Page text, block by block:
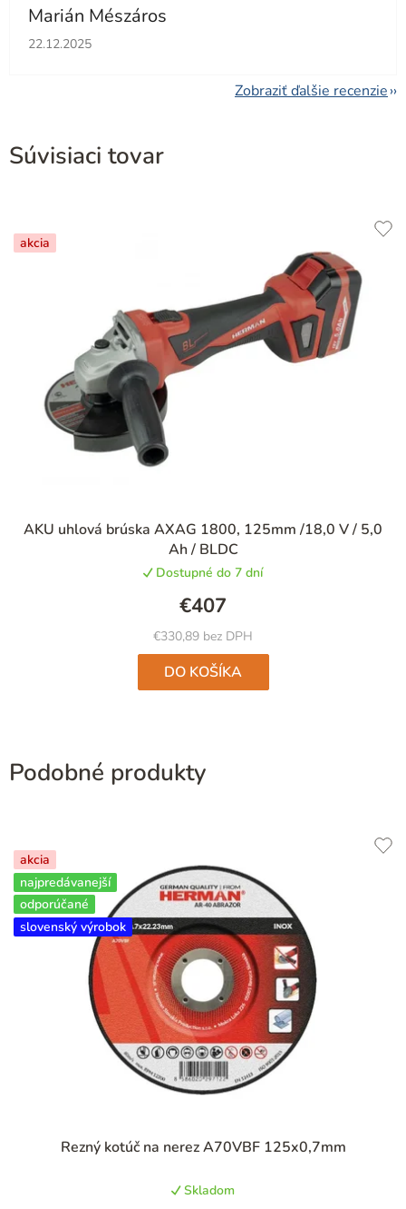
Marián Mészáros
Hodnotenie obchodu je 5 z 5 hviezdičiek.
22.12.2025
Zobraziť ďalšie recenzie
Súvisiaci tovar
akcia
AKU uhlová brúska AXAG 1800, 125mm /18,0 V / 5,0
Ah / BLDC
Dostupné do 7 dní
€330,89 bez DPH
€407
DO KOŠÍKA
Podobné produkty
akcia
najpredávanejší
odporúčané
slovenský výrobok
Rezný kotúč na nerez A70VBF 125x0,7mm
Skladom